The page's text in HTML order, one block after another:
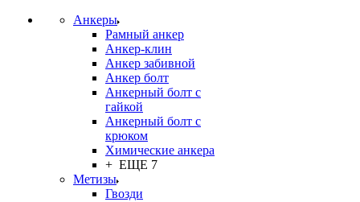
Анкеры
Рамный анкер
Анкер-клин
Анкер забивной
Анкер болт
Анкерный болт с
гайкой
Анкерный болт с
крюком
Химические анкера
+ ЕЩЕ 7
Метизы
Гвозди